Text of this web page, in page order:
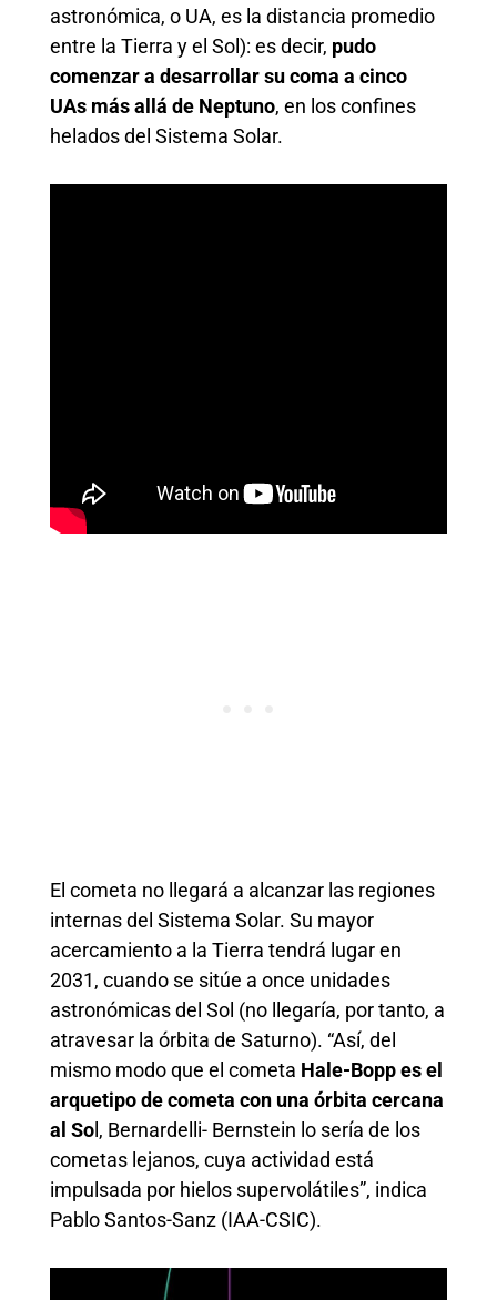
astronómica, o UA, es la distancia promedio
entre la Tierra y el Sol): es decir, pudo
comenzar a desarrollar su coma a cinco
UAs más allá de Neptuno, en los confines
helados del Sistema Solar.
El cometa no llegará a alcanzar las regiones
internas del Sistema Solar. Su mayor
acercamiento a la Tierra tendrá lugar en
2031, cuando se sitúe a once unidades
astronómicas del Sol (no llegaría, por tanto, a
atravesar la órbita de Saturno). “Así, del
mismo modo que el cometa Hale-Bopp es el
arquetipo de cometa con una órbita cercana
al So l, Bernardelli- Bernstein lo sería de los
cometas lejanos, cuya actividad está
impulsada por hielos supervolátiles”, indica
Pablo Santos-Sanz (IAA-CSIC).